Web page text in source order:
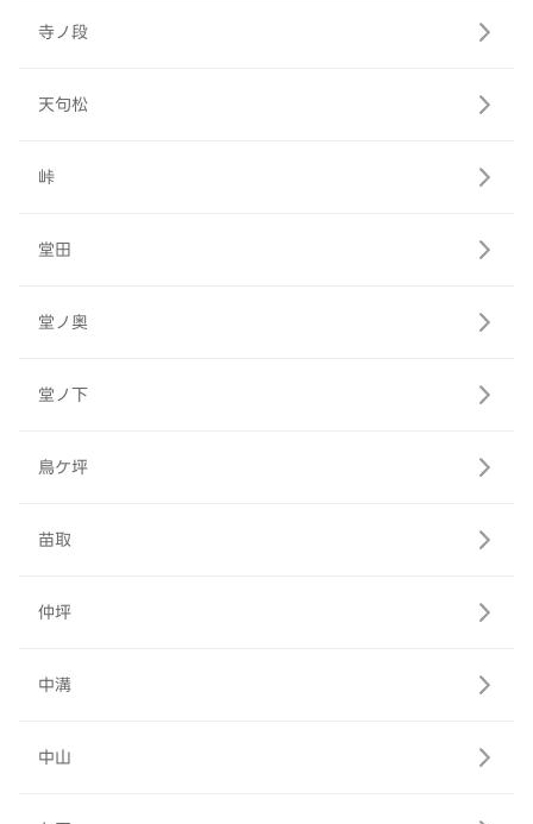
寺ノ段
天句松
峠
堂田
堂ノ奥
堂ノ下
鳥ケ坪
苗取
仲坪
中溝
中山